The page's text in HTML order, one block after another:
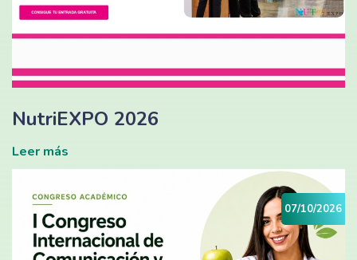
NutriEXPO 2026
Leer más
07/10/2026